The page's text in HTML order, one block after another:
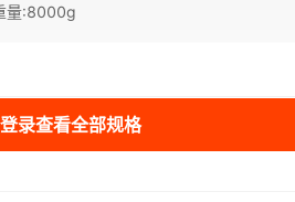
量:8000g
登录查看全部规格